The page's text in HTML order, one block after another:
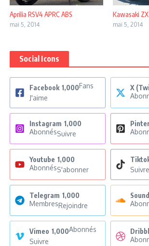
Aprilia RSV4 APRC ABS
mai 5, 2014
Kawasaki
mai 5, 2014
Social Icons
Facebook 1,000Fans
J'aime
X
Instagram 1,000
AbonnésSuivre
Youtube 1,000
AbonnésS'abonner
Suivre
Telegram 1,000
MembresRejoindre
Vimeo 1,000Abonnés
Suivre